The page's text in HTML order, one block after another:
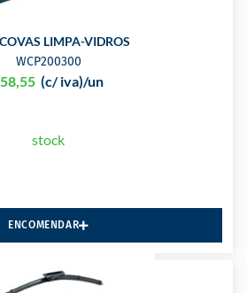
LIMPA-VIDROS
WCP200300
58,55 (c/ iva)/un
stock
ENCOMENDAR